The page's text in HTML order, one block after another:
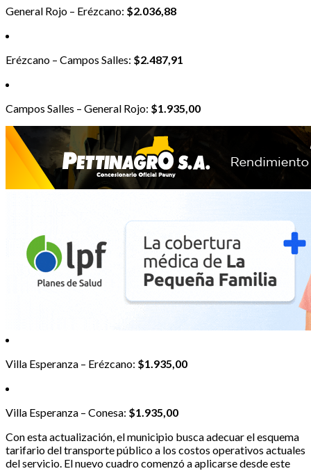
General Rojo – Erézcano: $2.036,88
Erézcano – Campos Salles: $2.487,91
Campos Salles – General Rojo: $1.935,00
Villa Esperanza – Erézcano: $1.935,00
Villa Esperanza – Conesa: $1.935,00
Con esta actualización, el municipio busca adecuar el esquema
tarifario del transporte público a los costos operativos actuales
del servicio. El nuevo cuadro comenzó a aplicarse desde este